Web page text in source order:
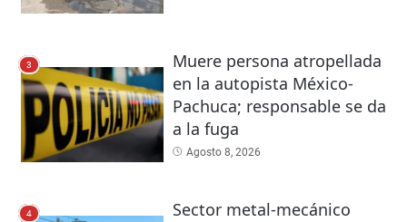
3
Muere persona atropellada
en la autopista México-
Pachuca; responsable se da
a la fuga
Agosto 8, 2026
4
Sector metal-mecánico